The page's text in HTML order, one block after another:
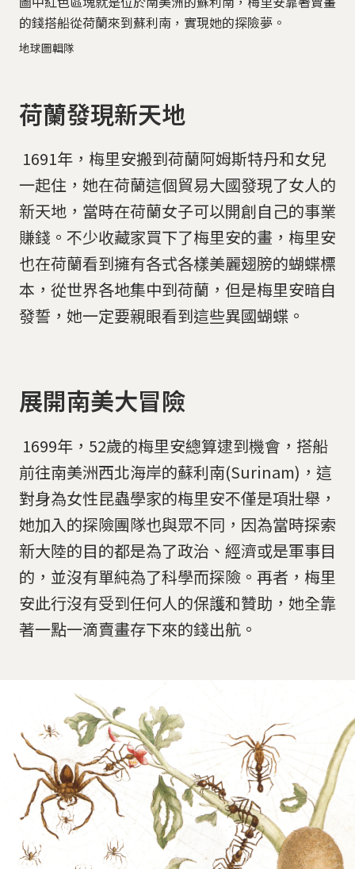
的錢搭船從荷蘭來到蘇利南，實現她的探險夢。
地球圖輯隊
荷蘭發現新天地
​​​​​​​​​​​​​​ 1691年，梅里安搬到荷蘭阿姆斯特丹和女兒
一起住，她在荷蘭這個貿易大國發現了女人的
新天地，當時在荷蘭女子可以開創自己的事業
賺錢。不少收藏家買下了梅里安的畫，梅里安
也在荷蘭看到擁有各式各樣美麗翅膀的蝴蝶標
本，從世界各地集中到荷蘭，但是梅里安暗自
發誓，她一定要親眼看到這些異國蝴蝶。
​​​​​​​​​​​​​​展開南美大冒險
​​​​​​​​​​​​​​ 1699年，52歲的梅里安總算逮到機會，搭船
前往南美洲西北海岸的蘇利南(Surinam)，這
對身為女性昆蟲學家的梅里安不僅是項壯舉，
她加入的探險團隊也與眾不同，因為當時探索
新大陸的目的都是為了政治、經濟或是軍事目
的，並沒有單純為了科學而探險。再者，梅里
安此行沒有受到任何人的保護和贊助，她全靠
著一點一滴賣畫存下來的錢出航。